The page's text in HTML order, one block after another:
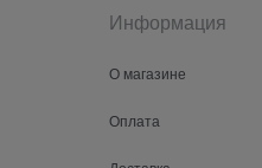
Информация
О магазине
Оплата